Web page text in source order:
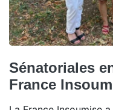
Sénatoriales
France